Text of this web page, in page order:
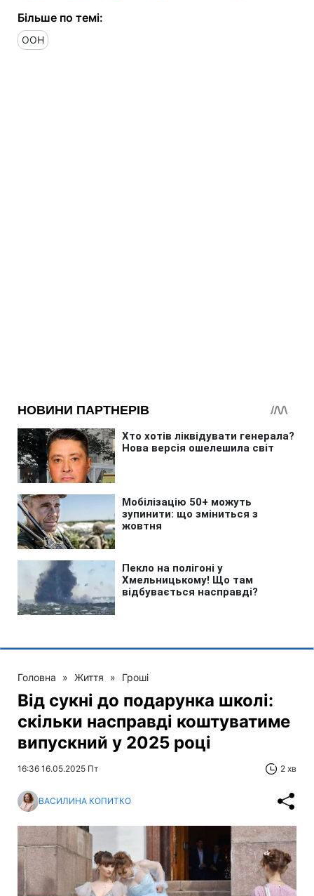
Більше по темі:
ООН
Головна » Життя » Гроші
Від сукні до подарунка школі:
скільки насправді коштуватиме
випускний у 2025 році
16:36 16.05.2025 Пт 2 хв
ВАСИЛИНА КОПИТКО